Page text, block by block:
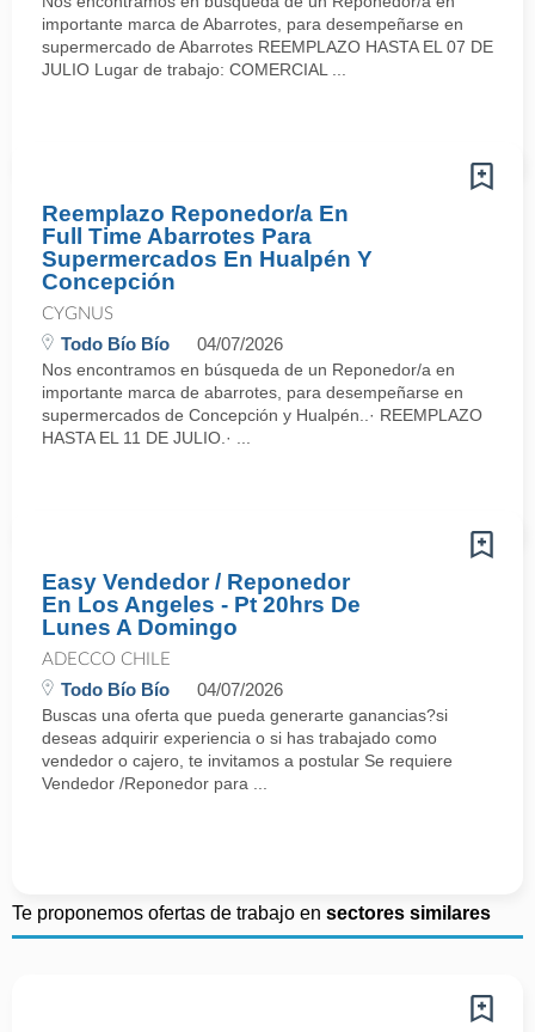
importante marca de Abarrotes, para desempeñarse en
supermercado de Abarrotes REEMPLAZO HASTA EL 07 DE
JULIO Lugar de trabajo: COMERCIAL ...
Reemplazo Reponedor/a En
Full Time Abarrotes Para
Supermercados En Hualpén Y
Concepción
CYGNUS
Todo Bío Bío 04/07/2026
Nos encontramos en búsqueda de un Reponedor/a en
importante marca de abarrotes, para desempeñarse en
supermercados de Concepción y Hualpén..· REEMPLAZO
HASTA EL 11 DE JULIO.· ...
Easy Vendedor / Reponedor
En Los Angeles - Pt 20hrs De
Lunes A Domingo
ADECCO CHILE
Todo Bío Bío 04/07/2026
Buscas una oferta que pueda generarte ganancias?si
deseas adquirir experiencia o si has trabajado como
vendedor o cajero, te invitamos a postular Se requiere
Vendedor /Reponedor para ...
Te proponemos ofertas de trabajo en sectores similares